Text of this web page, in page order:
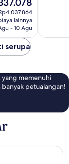
lainnya
- 10 Agu
serupa
yang memenuhi
petualangan!